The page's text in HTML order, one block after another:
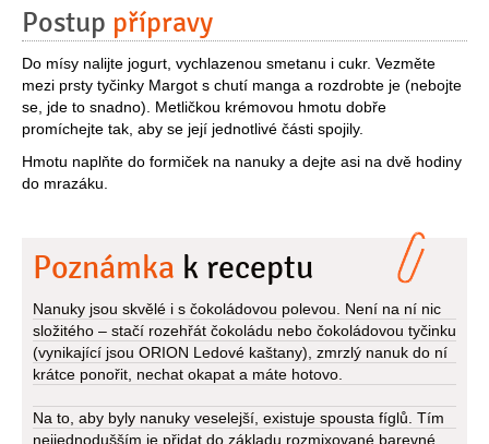
Postup přípravy
Do mísy nalijte jogurt, vychlazenou smetanu i cukr. Vezměte
mezi prsty tyčinky Margot s chutí manga a rozdrobte je (nebojte
se, jde to snadno). Metličkou krémovou hmotu dobře
promíchejte tak, aby se její jednotlivé části spojily.
Hmotu naplňte do formiček na nanuky a dejte asi na dvě hodiny
do mrazáku.
Poznámka k receptu
Nanuky jsou skvělé i s čokoládovou polevou. Není na ní nic
složitého – stačí rozehřát čokoládu nebo čokoládovou tyčinku
(vynikající jsou ORION Ledové kaštany), zmrzlý nanuk do ní
krátce ponořit, nechat okapat a máte hotovo.
Na to, aby byly nanuky veselejší, existuje spousta fíglů. Tím
nejjednodušším je přidat do základu rozmixované barevné